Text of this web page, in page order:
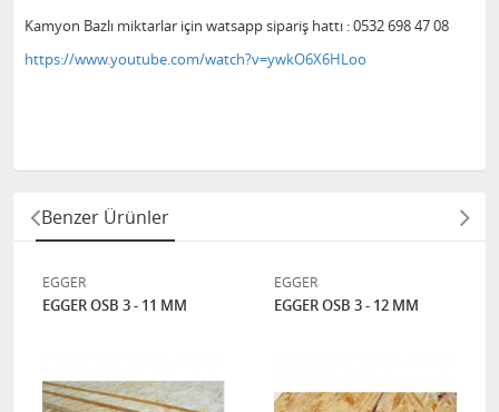
Kamyon Bazlı miktarlar için watsapp sipariş hattı : 0532 698 47 08
https://www.youtube.com/watch?v=ywkO6X6HLoo
Benzer Ürünler
EGGER
EGGER OSB 3 - 11 MM
EGGER
EGGER OSB 3 - 12 MM